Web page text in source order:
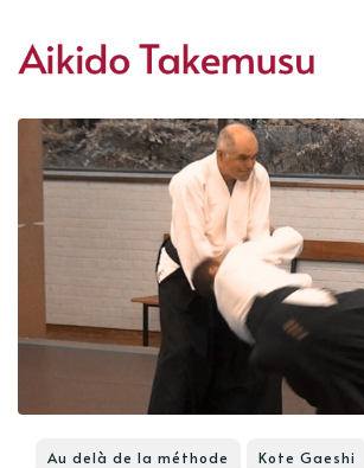
Au delà de la méthode Kote Gaeshi